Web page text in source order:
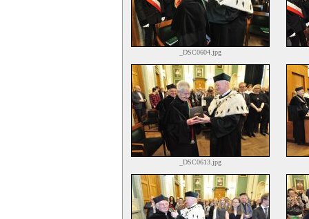
_DSC0604.jpg
_DSC0613.jpg